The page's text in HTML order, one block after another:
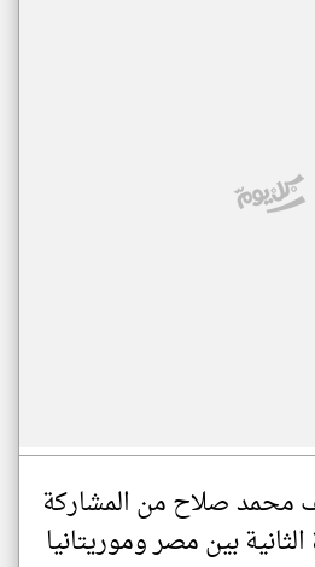
صلاح من المشاركة
الثانية بين مصر وموريتانيا